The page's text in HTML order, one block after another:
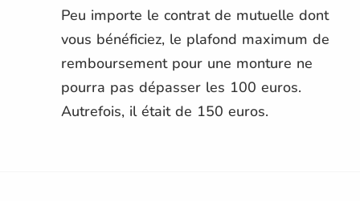
Peu importe le contrat de mutuelle dont
vous bénéficiez, le plafond maximum de
remboursement pour une monture ne
pourra pas dépasser les 100 euros.
Autrefois, il était de 150 euros.